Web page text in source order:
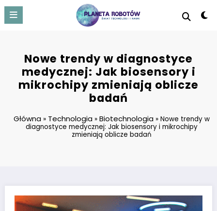
content
Nowe trendy w diagnostyce
medycznej: Jak biosensory i
mikrochipy zmieniają oblicze
badań
Główna » Technologia »Biotechnologia »Nowe trendy w
diagnostyce medycznej: Jak biosensory i mikrochipy
zmieniają oblicze badań